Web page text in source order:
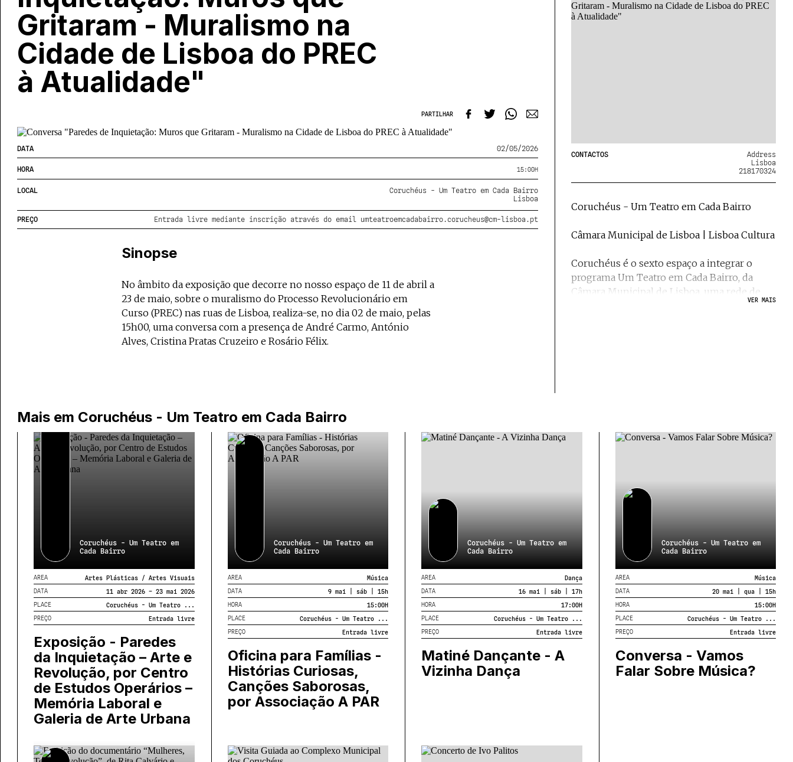
Gritaram - Muralismo na
Cidade de Lisboa do PREC
à Atualidade"
PARTILHAR
DATA 02/05/2026
HORA 15:00H
LOCAL
Coruchéus - Um Teatro em Cada Bairro
Lisboa
PREÇO Entrada livre mediante inscrição através do email umteatroemcadabairro.corucheus@cm-lisboa.pt
Sinopse
No âmbito da exposição que decorre no nosso espaço de 11 de abril a
23 de maio, sobre o muralismo do Processo Revolucionário em
Curso (PREC) nas ruas de Lisboa, realiza-se, no dia 02 de maio, pelas
15h00, uma conversa com a presença de André Carmo, António
Alves, Cristina Pratas Cruzeiro e Rosário Félix.
CONTACTOS
Address
Lisboa
218170324
Coruchéus - Um Teatro em Cada Bairro
Câmara Municipal de Lisboa | Lisboa Cultura
Coruchéus é o sexto espaço a integrar o
programa Um Teatro em Cada Bairro, da
Câmara Municipal de Lisboa, uma rede de
equipamentos culturais de proximidade e de
e com as entidades vizinhas do bairro de
Em Alvalade, um lugar para a cultura aberto à
Toda a programação é de entrada gratuita.
VER MAIS
Mais em Coruchéus - Um Teatro em Cada Bairro
Coruchéus - Um Teatro em
Cada Bairro
AREA
Artes Plásticas / Artes Visuais
DATA
11 abr 2026 – 23 mai 2026
PLACE
Coruchéus - Um Teatro ...
PREÇO
Entrada livre
Exposição - Paredes
da Inquietação – Arte e
Revolução, por Centro
de Estudos Operários –
Memória Laboral e
Galeria de Arte Urbana
Coruchéus - Um Teatro em
Cada Bairro
AREA
Música
DATA
9 mai | sáb | 15h
HORA
15:00H
PLACE
Coruchéus - Um Teatro ...
PREÇO
Entrada livre
Oficina para Famílias -
Histórias Curiosas,
Canções Saborosas,
por Associação A PAR
Coruchéus - Um Teatro em
Cada Bairro
AREA
Dança
DATA
16 mai | sáb | 17h
HORA
17:00H
PLACE
Coruchéus - Um Teatro ...
PREÇO
Entrada livre
Matiné Dançante - A
Vizinha Dança
Coruchéus - Um Teatro em
Cada Bairro
AREA
Música
DATA
20 mai | qua | 15h
HORA
15:00H
PLACE
Coruchéus - Um Teatro ...
PREÇO
Entrada livre
Conversa - Vamos
Falar Sobre Música?